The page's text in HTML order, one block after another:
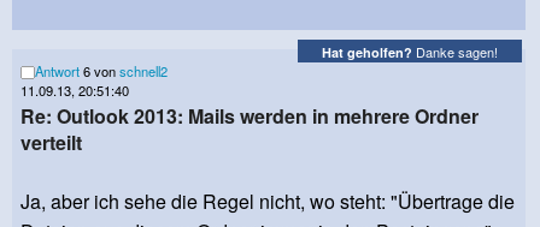
Hat geholfen? Danke sagen!
Antwort6 vonschnell2
11.09.13, 20:51:40
Re: Outlook 2013: Mails werden in mehrere Ordner
verteilt
Ja, aber ich sehe die Regel nicht, wo steht: "Übertrage die